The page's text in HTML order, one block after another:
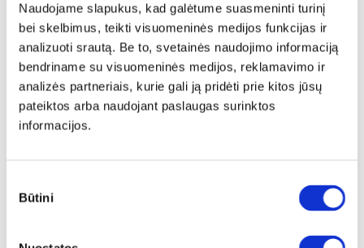
Naudojame slapukus, kad galėtume suasmeninti turinį
bei skelbimus, teikti visuomeninės medijos funkcijas ir
analizuoti srautą. Be to, svetainės naudojimo informaciją
bendriname su visuomeninės medijos, reklamavimo ir
analizės partneriais, kurie gali ją pridėti prie kitos jūsų
pateiktos arba naudojant paslaugas surinktos
informacijos.
pasirinkimas
Būtini
IŠPARDAVIMAS
DUCATO DCTH22-D30 pakabinama vonios spintelė su veidrodžiu